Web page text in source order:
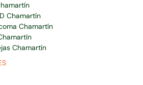
Chamartín
Chamartín
Chamartín